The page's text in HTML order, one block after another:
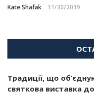
Kate Shafak 11/30/2019
Традиції, що
святкова виставка